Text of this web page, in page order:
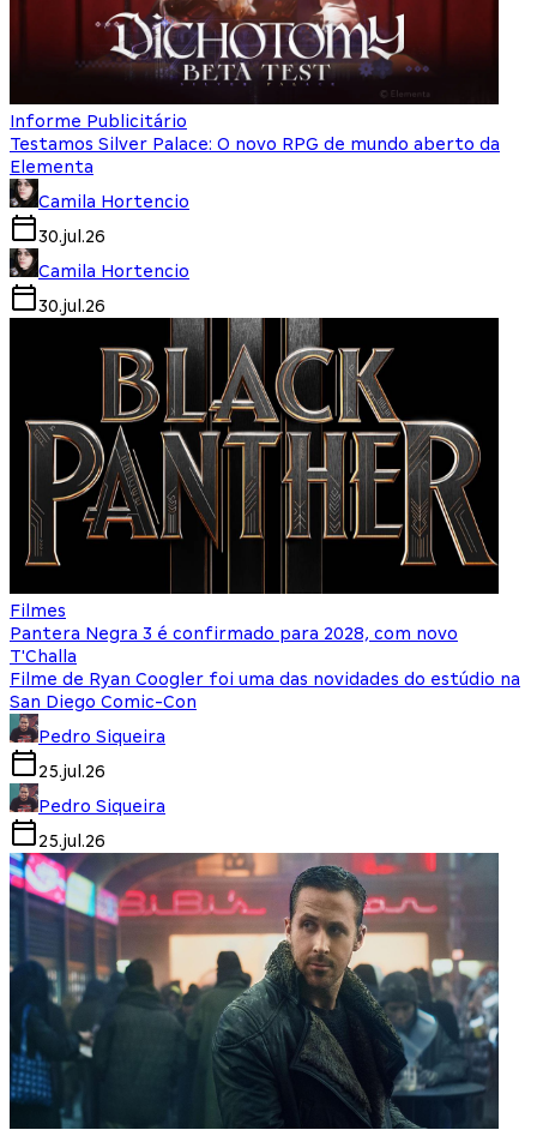
Informe Publicitário
Testamos Silver Palace: O novo RPG de mundo aberto da
Elementa
Camila Hortencio
30.jul.26
Camila Hortencio
30.jul.26
Filmes
Pantera Negra 3 é confirmado para 2028, com novo
T'Challa
Filme de Ryan Coogler foi uma das novidades do estúdio na
San Diego Comic-Con
Pedro Siqueira
25.jul.26
Pedro Siqueira
25.jul.26